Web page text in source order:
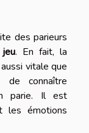
des parieurs
. En fait, la
vitale que
de connaître
parie. Il est
les émotions